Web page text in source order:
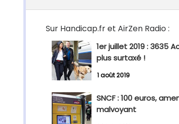
Sur Handicap.fr et AirZen Radio :
1er juillet 2019 : 3635
plus surtaxé !
1 août 2019
SNCF : 100 euros,
malvoyant